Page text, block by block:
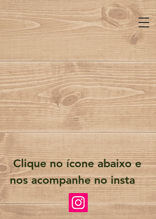
Clique no ícone abaixo e
nos acompanhe no insta